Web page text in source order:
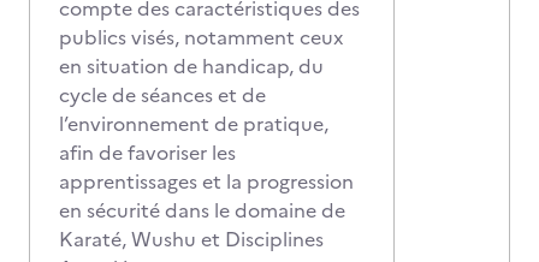
compte des caractéristiques des
publics visés, notamment ceux
en situation de handicap, du
cycle de séances et de
l’environnement de pratique,
afin de favoriser les
apprentissages et la progression
en sécurité dans le domaine de
Karaté, Wushu et Disciplines